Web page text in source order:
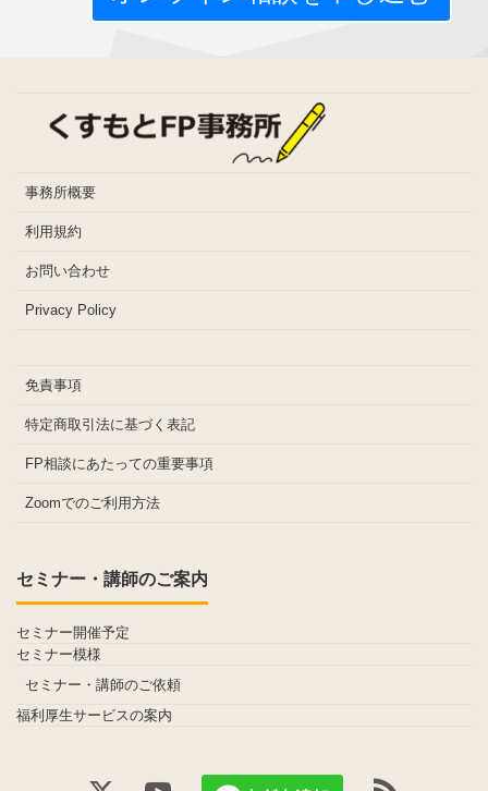
事務所概要
利用規約
お問い合わせ
Privacy Policy
免責事項
特定商取引法に基づく表記
FP相談にあたっての重要事項
Zoomでのご利用方法
セミナー・講師のご案内
セミナー開催予定
セミナー模様
セミナー・講師のご依頼
福利厚生サービスの案内